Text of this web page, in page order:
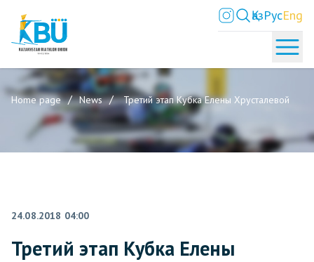
ҚазРусEng
Home page News Третий этап Кубка Елены Хрусталевой
24.08.2018 04:00
Третий этап Кубка Елены